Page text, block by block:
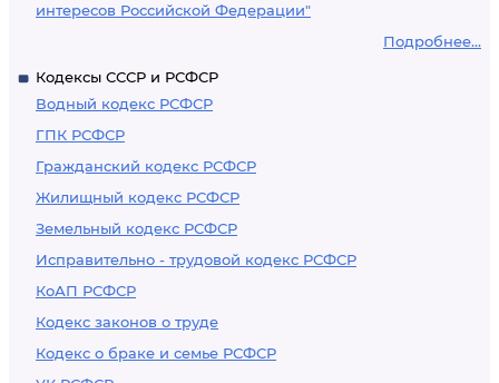
интересов Российской Федерации"
Подробнее...
Кодексы СССР и РСФСР
Водный кодекс РСФСР
ГПК РСФСР
Гражданский кодекс РСФСР
Жилищный кодекс РСФСР
Земельный кодекс РСФСР
Исправительно - трудовой кодекс РСФСР
КоАП РСФСР
Кодекс законов о труде
Кодекс о браке и семье РСФСР